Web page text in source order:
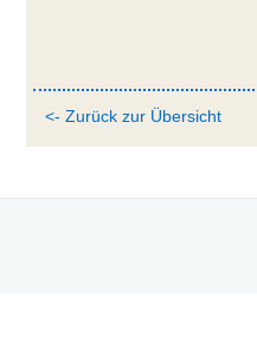
<- Zurück zur Übersicht